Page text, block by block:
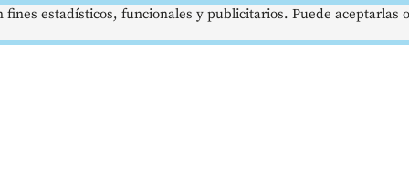
estadísticos, funcionales y publicitarios. Puede aceptarlas